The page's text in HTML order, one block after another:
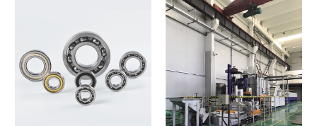
атмосферой